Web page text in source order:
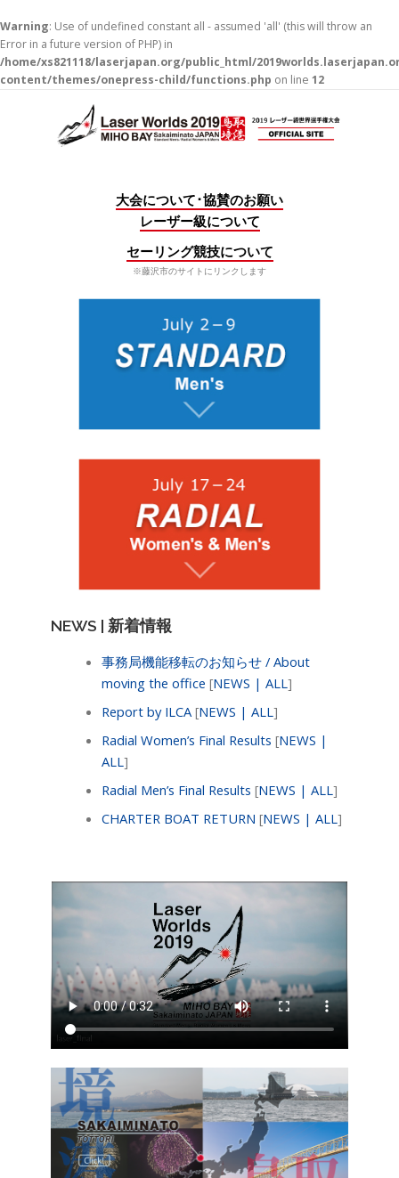
Warning: Use of undefined constant all - assumed 'all' (this will throw an
Error in a future version of PHP) in
/home/xs821118/laserjapan.org/public_html/
content/themes/onepress-child/functions.php on line 12
大会について･協賛のお願い
レーザー級について
セーリング競技について
※藤沢市のサイトにリンクします
NEWS | 新着情報
事務局機能移転のお知らせ / About
moving the office [NEWS | ALL]
Report by ILCA[NEWS | ALL]
Radial Women’s Final Results [NEWS |
ALL]
Radial Men’s Final Results [NEWS | ALL]
CHARTER BOAT RETURN [NEWS | ALL]